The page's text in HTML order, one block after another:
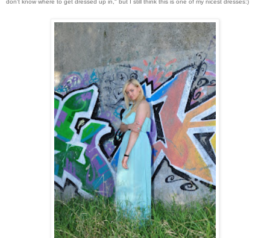
don't know where to get dressed up in," but I still think this is one of my nicest dresses:)